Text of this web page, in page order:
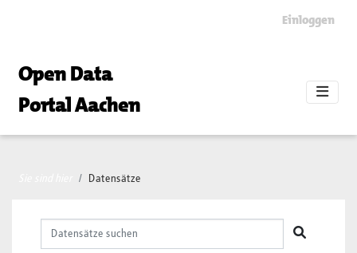
Einloggen
Open Data
Portal Aachen
Datensätze